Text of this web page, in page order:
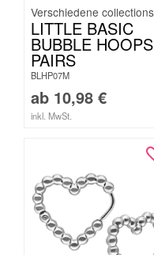
LITTLE BASIC
BUBBLE HOOPS
PAIRS
BLHP07M
ab 10,98 €
inkl. MwSt.